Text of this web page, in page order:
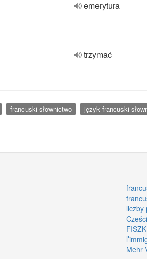
emerytura
trzymać
francuski słownictwo język francuski
liczby
Mehr